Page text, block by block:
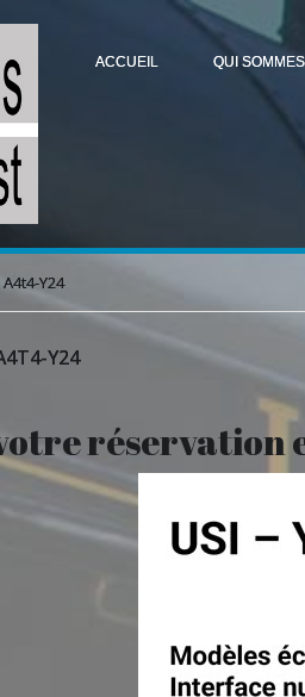
ACCUEIL QUI
Y24
Y24
réservation